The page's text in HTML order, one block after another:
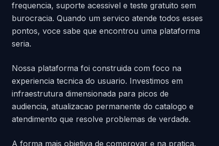
frequencia, suporte acessivel e teste gratuito sem
burocracia. Quando um servico atende todos esses
pontos, voce sabe que encontrou uma plataforma
seria.
Nossa plataforma foi construida com foco na
experiencia tecnica do usuario. Investimos em
infraestrutura dimensionada para picos de
audiencia, atualizacao permanente do catalogo e
atendimento que resolve problemas de verdade.
A forma mais objetiva de comprovar e na pratica.